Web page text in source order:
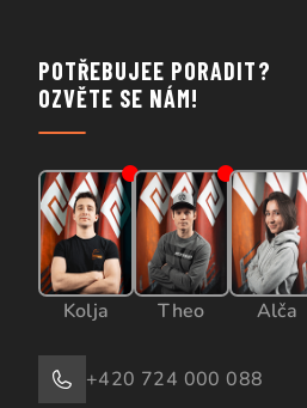
POTŘEBUJEE PORADIT?
OZVĚTE SE NÁM!
Kolja Theo Alča
+420 724 000 088